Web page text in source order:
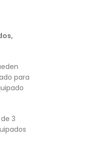
para
3